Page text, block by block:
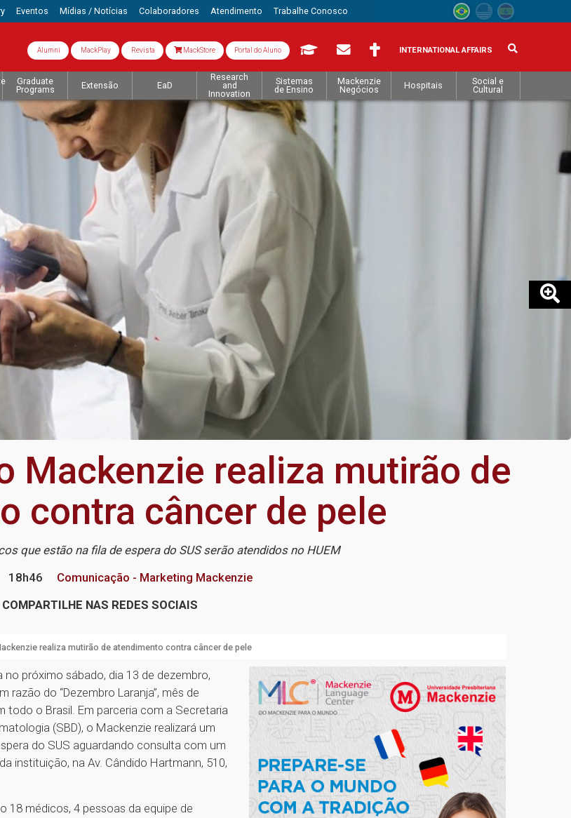
Eventos Mídias / Notícias Colaboradores Atendimento Trabalhe Conosco
Alumni MackPlay Revista MackStore Portal do Aluno INTERNATIONAL AFFAIRS
Graduate
Programs
Extensão EaD
Research
and
Innovation
Sistemas
de Ensino
Mackenzie
Negócios
Hospitais
Social e
Cultural
Mackenzie realiza mutirão de
contra câncer de pele
que estão na fila de espera do SUS serão atendidos no HUEM
18h46
Comunicação - Marketing Mackenzie
COMPARTILHE NAS REDES SOCIAIS
realiza mutirão de atendimento contra câncer de pele
próximo sábado, dia 13 de dezembro,
do “Dezembro Laranja”, mês de
o Brasil. Em parceria com a Secretaria
(SBD), o Mackenzie realizará um
do SUS aguardando consulta com um
instituição, na Av. Cândido Hartmann, 510,
18 médicos, 4 pessoas da equipe de